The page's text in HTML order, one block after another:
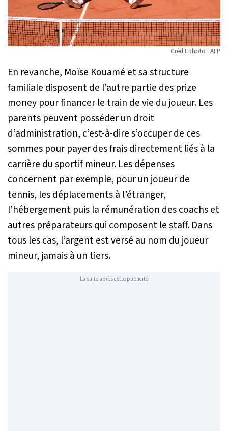
Crédit photo : AFP
En revanche, Moïse Kouamé et sa structure
familiale disposent de l’autre partie des prize
money pour financer le train de vie du joueur. Les
parents peuvent posséder un droit
d’administration, c’est-à-dire s’occuper de ces
sommes pour payer des frais directement liés à la
carrière du sportif mineur. Les dépenses
concernent par exemple, pour un joueur de
tennis, les déplacements à l’étranger,
l’hébergement puis la rémunération des coachs et
autres préparateurs qui composent le staff. Dans
tous les cas, l’argent est versé au nom du joueur
mineur, jamais à un tiers.
La suite après cette publicité